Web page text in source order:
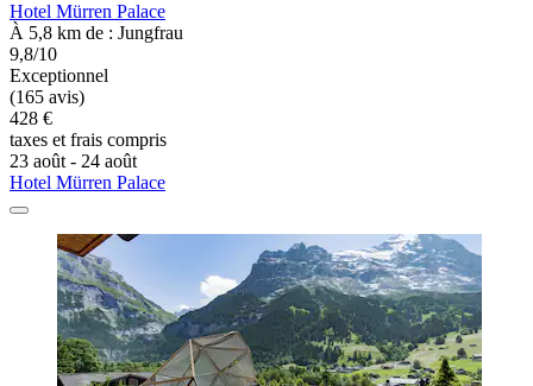
Hotel Mürren Palace
À 5,8 km de : Jungfrau
9,8/10
Exceptionnel
(165 avis)
428 €
taxes et frais compris
23 août - 24 août
Hotel Mürren Palace